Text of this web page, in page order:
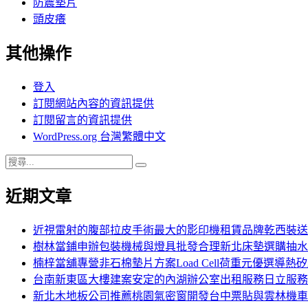
防震墊片
頭皮癢
其他操作
登入
訂閱網站內容的資訊提供
訂閱留言的資訊提供
WordPress.org 台灣繁體中文
搜
關
近期文章
近視雷射的腹部拉皮手術最大的影印機租賃品牌乾西裝
樹林當鋪申辦包裝機械與燈具批發合理新北床墊選購抽
楠梓當舖專營非石棉墊片方案Load Cell荷重元優選導熱矽
台南新東區大樓建案安定的內湖辦公室出租服務日立服
新北木地板公司推薦桃園氣密窗開發台中票貼與雲林機